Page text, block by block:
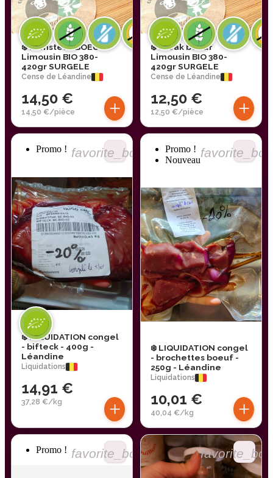
❄️ Rumsteak BOEUF
Limousin BIO 380-
420gr SURGELE
Cense de Léandine
14,50 €
14,50 €/pièce +
❄️ Steak boeuf
Limousin BIO 380-
420gr SURGELE
Cense de Léandine
12,50 €
12,50 €/pièce +
favorite_border
Promo !
❄️ LIQUIDATION congel
- bifteck - 400g -
Léandine
Liquidations
14,91 €
37,28 €/kg +
Promo !
Nouveau
❄️ LIQUIDATION congel
- brochettes boeuf -
250g - Léandine
Liquidations
10,01 €
40,04 €/kg +
favorite_border
Promo !